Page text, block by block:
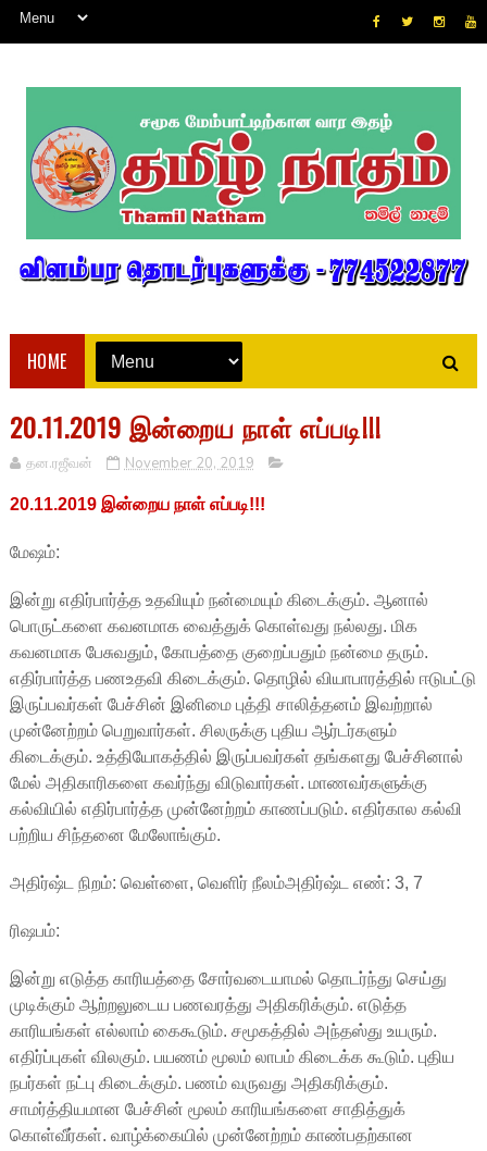
HOME
20.11.2019 இன்றைய நாள் எப்படி!!!
தன.ரஜீவன் November 20, 2019
20.11.2019 இன்றைய நாள் எப்படி!!!
மேஷம்:
இன்று எதிர்பார்த்த உதவியும் நன்மையும் கிடைக்கும். ஆனால்
பொருட்களை கவனமாக வைத்துக் கொள்வது நல்லது. மிக
கவனமாக பேசுவதும், கோபத்தை குறைப்பதும் நன்மை தரும்.
எதிர்பார்த்த பணஉதவி கிடைக்கும். தொழில் வியாபாரத்தில் ஈடுபட்டு
இருப்பவர்கள் பேச்சின் இனிமை புத்தி சாலித்தனம் இவற்றால்
முன்னேற்றம் பெறுவார்கள். சிலருக்கு புதிய ஆர்டர்களும்
கிடைக்கும். உத்தியோகத்தில் இருப்பவர்கள் தங்களது பேச்சினால்
மேல் அதிகாரிகளை கவர்ந்து விடுவார்கள். மாணவர்களுக்கு
கல்வியில் எதிர்பார்த்த முன்னேற்றம் காணப்படும். எதிர்கால கல்வி
பற்றிய சிந்தனை மேலோங்கும்.
அதிர்ஷ்ட நிறம்: வெள்ளை, வெளிர் நீலம்அதிர்ஷ்ட எண்: 3, 7
ரிஷபம்:
இன்று எடுத்த காரியத்தை சோர்வடையாமல் தொடர்ந்து செய்து
முடிக்கும் ஆற்றலுடைய பணவரத்து அதிகரிக்கும். எடுத்த
காரியங்கள் எல்லாம் கைகூடும். சமூகத்தில் அந்தஸ்து உயரும்.
எதிர்ப்புகள் விலகும். பயணம் மூலம் லாபம் கிடைக்க கூடும். புதிய
நபர்கள் நட்பு கிடைக்கும். பணம் வருவது அதிகரிக்கும்.
சாமர்த்தியமான பேச்சின் மூலம் காரியங்களை சாதித்துக்
கொள்வீர்கள். வாழ்க்கையில் முன்னேற்றம் காண்பதற்கான